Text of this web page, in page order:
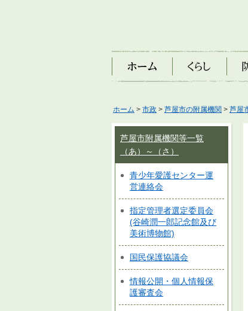
ホーム くらし 防災
ホーム > 市政 > 芦屋市の附属機関 > 芦屋
芦屋市附属機関等一覧
（あ）～（さ）
青少年愛護センター運
営連絡会
指定管理者選定委員会
(谷崎潤一郎記念館及び
美術博物館)
国民保護協議会
情報公開・個人情報保
護審査会